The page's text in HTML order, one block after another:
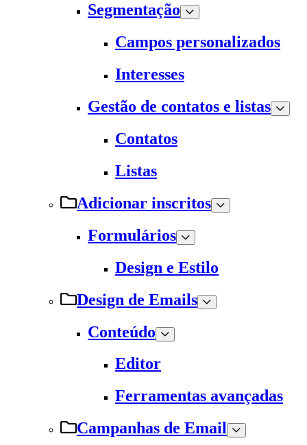
Segmentação
Campos personalizados
Interesses
Gestão de contatos e listas
Contatos
Listas
Adicionar inscritos
Formulários
Design e Estilo
Design de Emails
Conteúdo
Editor
Ferramentas avançadas
Campanhas de Email